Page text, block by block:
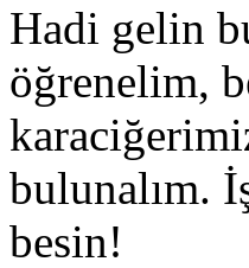
Hadi gelin
öğrenelim,
bulunalım.
besin!